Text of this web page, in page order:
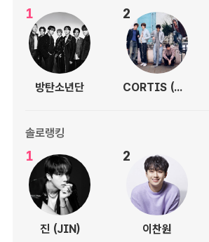
1
방탄소년단
2
CORTIS (코르티스)
솔로랭킹
1
진 (JIN)
2
이찬원